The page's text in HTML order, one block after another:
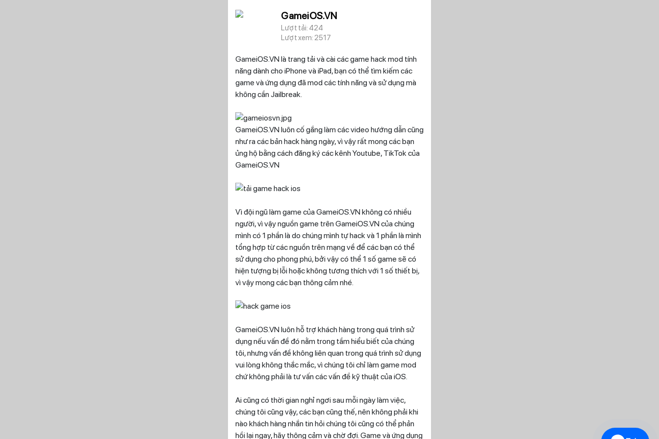
GameiOS.VN
Lượt tải: 424
Lượt xem: 2517
GameiOS.VN là trang tải và cài các game hack mod tính
năng dành cho iPhone và iPad, bạn có thể tìm kiếm các
game và ứng dụng đã mod các tính năng và sử dụng mà
không cần Jailbreak.
GameiOS.VN luôn cố gắng làm các video hướng dẫn cũng
như ra các bản hack hàng ngày, vì vậy rất mong các bạn
ủng hộ bằng cách đăng ký các kênh Youtube, TikTok của
GameiOS.VN
Vì đội ngũ làm game của GameiOS.VN không có nhiều
người, vì vậy nguồn game trên GameiOS.VN của chúng
mình có 1 phần là do chúng mình tự hack và 1 phần là mình
tổng hợp từ các nguồn trên mạng về để các bạn có thể
sử dụng cho phong phú, bởi vậy có thể 1 số game sẽ có
hiện tượng bị lỗi hoặc không tương thích với 1 số thiết bị,
vì vậy mong các bạn thông cảm nhé.
GameiOS.VN luôn hỗ trợ khách hàng trong quá trình sử
dụng nếu vấn đề đó nằm trong tầm hiểu biết của chúng
tôi, nhưng vấn đề không liên quan trong quá trình sử dụng
vui lòng không thắc mắc, vì chúng tôi chỉ làm game mod
chứ không phải là tư vấn các vấn đề kỹ thuật của iOS.
Ai cũng có thời gian nghỉ ngơi sau mỗi ngày làm việc,
chúng tôi cũng vậy, các bạn cũng thế, nên không phải khi
nào khách hàng nhắn tin hỏi chúng tôi cũng có thể phản
hồi lại ngay, hãy thông cảm và chờ đợi. Game và ứng dụng